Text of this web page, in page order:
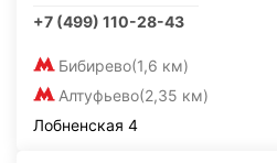
+7 (499) 110-28-43
Бибирево(1,6 км)
Алтуфьево(2,35 км)
Лобненская 4